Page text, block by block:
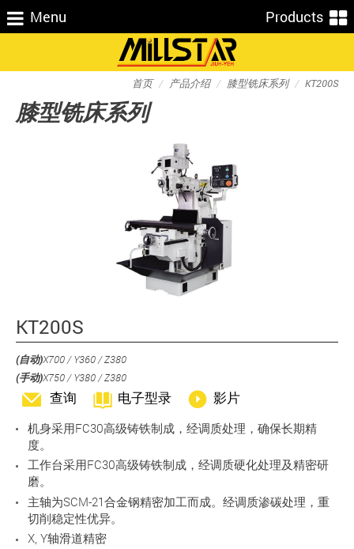
Menu Products
首页 产品介绍 膝型铣床系列 KT200S
膝型铣床系列
KT200S
(自动)X700 / Y360 / Z380
(手动)X750 / Y380 / Z380
查询 电子型录 影片
机身采用FC30高级铸铁制成，经调质处理，确保长期精
度。
工作台采用FC30高级铸铁制成，经调质硬化处理及精密研
磨。
主轴为SCM-21合金钢精密加工而成。经调质渗碳处理，重
切削稳定性优异。
X, Y轴滑道精密